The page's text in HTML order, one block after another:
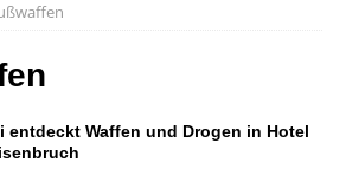
entdeckt Waffen und Drogen in Hotel